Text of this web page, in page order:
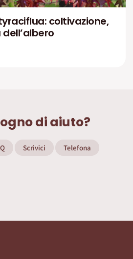
coltivazione,
di aiuto?
Scrivici Telefona